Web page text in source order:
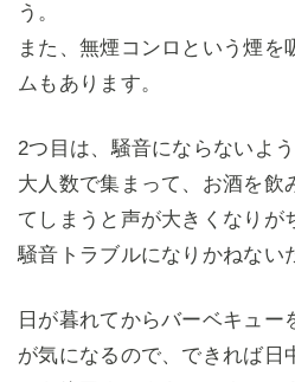
う。
また、無煙コンロという煙を
ムもあります。
2つ目は、騒音にならないよ
大人数で集まって、お酒を飲
てしまうと声が大きくなりが
騒音トラブルになりかねない
日が暮れてからバーベキュ
が気になるので、できれば日